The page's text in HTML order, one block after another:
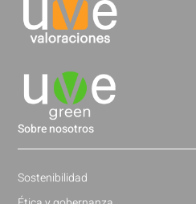
Sobre nosotros
Sostenibilidad